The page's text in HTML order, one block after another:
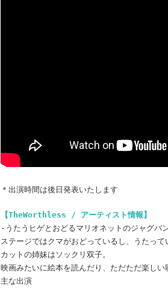
＊出演時間は後日発表いたします
【TheWorthless / アーティスト情報】
-うたうヒゲとおどるマリオネットのジャグバ
ステージではクマがおどっているし、うたっ
カットの姉妹はソックリ双子。
映画みたいに絵本を読んだり、ただただ楽しい
主な出演